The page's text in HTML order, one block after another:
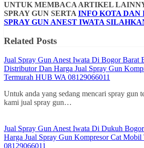
UNTUK MEMBACA ARTIKEL
SPRAY GUN SERTA INFO KOTA DAN
SPRAY GUN ANEST IWATA
Related Posts
Jual Spray Gun Anest Iwata Di Bogor Barat
Distributor Dan Harga Jual Spray Gun
Termurah HUB WA 08129066011
Untuk anda yang sedang mencari spray gun
kami jual spray gun…
Jual Spray Gun Anest Iwata Di Dukuh
Harga Jual Spray Gun Kompresor Cat
08129066011